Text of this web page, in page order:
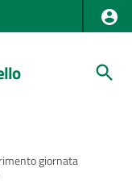
giornata